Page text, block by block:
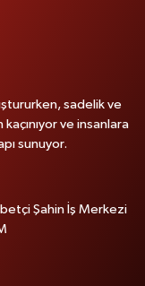
sadelik ve
ve insanlara
sunuyor.
Şahin İş Merkezi